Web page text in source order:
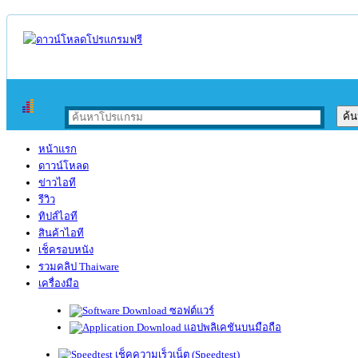
หน้าแรก
ดาวน์โหลด
ข่าวไอที
รีวิว
ทิปส์ไอที
สินค้าไอที
เช็ครอบหนัง
รวมคลิป Thaiware
เครื่องมือ
ซอฟต์แวร์
แอปพลิเคชันบนมือถือ
เช็คความเร็วเน็ต (Speedtest)